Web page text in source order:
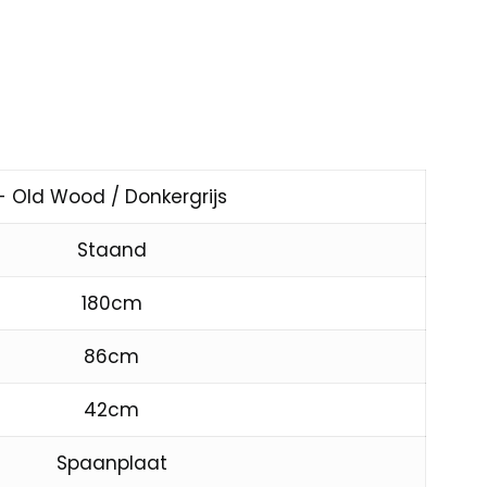
Old Wood / Donkergrijs
Staand
180cm
86cm
42cm
Spaanplaat